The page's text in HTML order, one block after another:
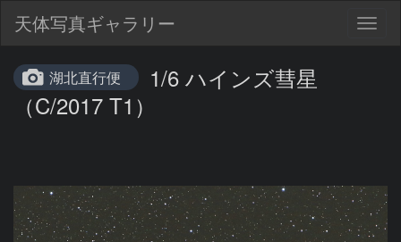
天体写真ギャラリー
湖北直行便
1/6 ハインズ彗星
（C/2017 T1）